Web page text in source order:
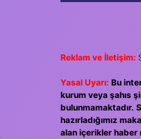
Reklam ve İletişim:
Yasal Uyarı: Bu
kurum veya şahıs
bulunmamaktadır.
hazırladığımız
alan içerikler haber